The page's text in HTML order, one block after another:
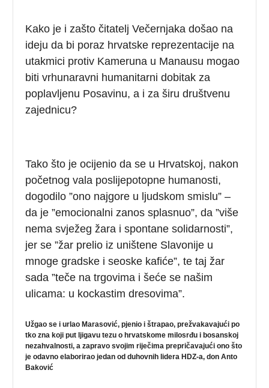
Kako je i zašto čitatelj Večernjaka došao na
ideju da bi poraz hrvatske reprezentacije na
utakmici protiv Kameruna u Manausu mogao
biti vrhunaravni humanitarni dobitak za
poplavljenu Posavinu, a i za širu društvenu
zajednicu?
Tako što je ocijenio da se u Hrvatskoj, nakon
početnog vala poslijepotopne humanosti,
dogodilo ”ono najgore u ljudskom smislu” –
da je ”emocionalni zanos splasnuo”, da ”više
nema svježeg žara i spontane solidarnosti”,
jer se ”žar prelio iz uništene Slavonije u
mnoge gradske i seoske kafiće”, te taj žar
sada ”teče na trgovima i šeće se našim
ulicama: u kockastim dresovima”.
Užgao se i urlao Marasović, pjenio i štrapao, prežvakavajući po
tko zna koji put ljigavu tezu o hrvatskome milosrđu i bosanskoj
nezahvalnosti, a zapravo svojim riječima prepričavajući ono što
je odavno elaborirao jedan od duhovnih lidera HDZ-a, don Anto
Baković